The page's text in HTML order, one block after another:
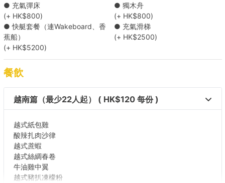
【維港遊】維多利亞港
【單程外島接駁服務】東龍島 → 市區
【海灣船河之旅】維港→大清水灣
【短程船P之旅】 觀塘 →大廟灣
【跟大船水上活動之選】筲箕灣->南區深水灣/ 淺水
灣/南丫島
【跟大船抵玩水上活動之選】筲箕灣->大清水灣
● 充氣彈床
(+ HK$800)
● 獨木舟
(+ HK$800)
● 快艇套餐（連Wakeboard、香
蕉船）
(+ HK$5200)
● 充氣滑梯
(+ HK$2500)
餐飲
越南篇（最少22人起） ( HK$120 每份 )
越式紙包雞
酸辣扎肉沙律
越式蔗蝦
越式絲綢春卷
牛油雞中翼
越式豬扒凍檬粉